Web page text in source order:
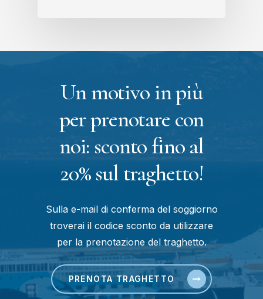
Un motivo in più
per prenotare con
noi: sconto fino al
20% sul traghetto!
Sulla e-mail di conferma del soggiorno
troverai il codice sconto da utilizzare
per la prenotazione del traghetto.
PRENOTA TRAGHETTO